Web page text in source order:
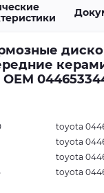
OEM
toyota
toyota
toyota
toyota